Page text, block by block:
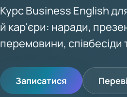
Курс Business English
й кар'єри: наради,
перемовини, співбесіди
Записатися